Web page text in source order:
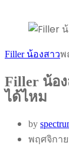
Filler น้องสาวพ
Filler น้อ
ได้ไหม
by
พฤศจิกาย